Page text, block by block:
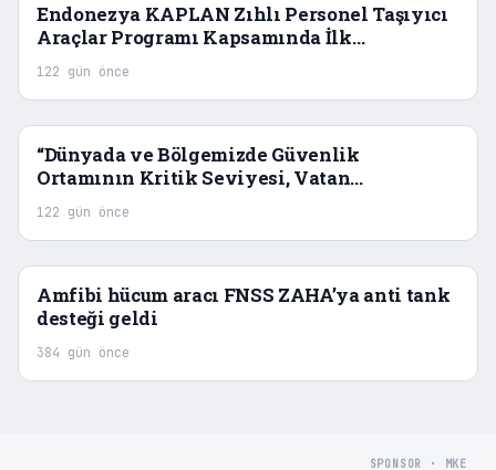
Endonezya KAPLAN Zıhlı Personel Taşıyıcı
Araçlar Programı Kapsamında İlk
Araç Üretiminde Montaj Aşamasına Gelindi
122 gün önce
“Dünyada ve Bölgemizde Güvenlik
Ortamının Kritik Seviyesi, Vatan
Savunmasında Yerli ve Millî Çözümleri
Önceliklendirmemizi Zorunlu Kılıyor”
122 gün önce
Amfibi hücum aracı FNSS ZAHA’ya anti tank
desteği geldi
384 gün önce
SPONSOR · MKE